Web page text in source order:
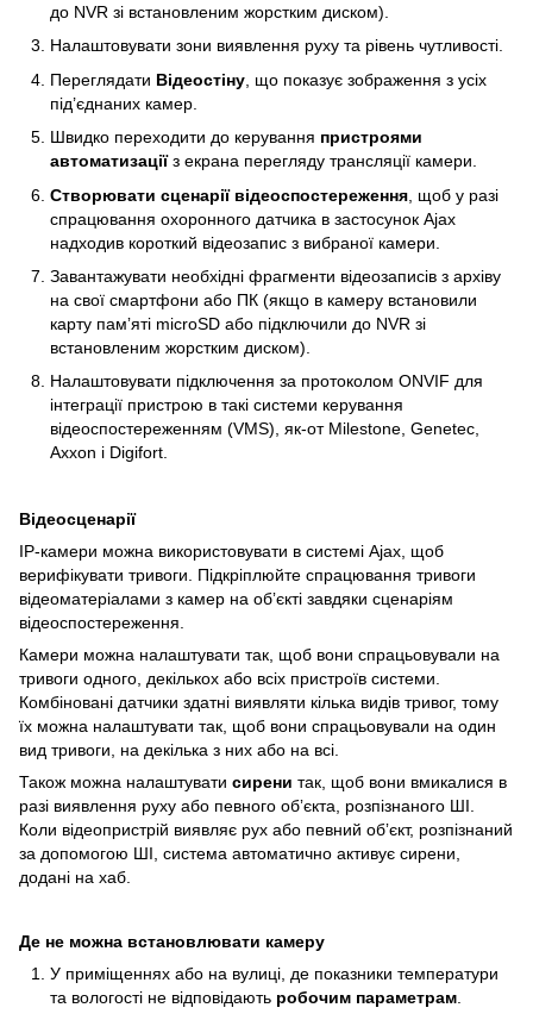
до NVR зі встановленим жорстким диском).
Налаштовувати зони виявлення руху та рівень чутливості.
Переглядати Відеостіну , що показує зображення з усіх
під’єднаних камер.
Швидко переходити до керування пристроями
автоматизаціїз екрана перегляду трансляції камери.
Створювати сценарії відеоспостереження , щоб у разі
спрацювання охоронного датчика в застосунок Ajax
надходив короткий відеозапис з вибраної камери.
Завантажувати необхідні фрагменти відеозаписів з архіву
на свої смартфони або ПК (якщо в камеру встановили
карту памʼяті microSD або підключили до NVR зі
встановленим жорстким диском).
Налаштовувати підключення за протоколом ONVIF для
інтеграції пристрою в такі системи керування
відеоспостереженням (VMS), як-от Milestone, Genetec,
Axxon і Digifort.
Відеосценарії
IP-камери можна використовувати в системі Ajax, щоб
верифікувати тривоги. Підкріплюйте спрацювання тривоги
відеоматеріалами з камер на обʼєкті завдяки сценаріям
відеоспостереження.
Камери можна налаштувати так, щоб вони спрацьовували на
тривоги одного, декількох або всіх пристроїв системи.
Комбіновані датчики здатні виявляти кілька видів тривог, тому
їх можна налаштувати так, щоб вони спрацьовували на один
вид тривоги, на декілька з них або на всі.
Також можна налаштувати сирени так, щоб вони вмикалися в
разі виявлення руху або певного обʼєкта, розпізнаного ШІ.
Коли відеопристрій виявляє рух або певний обʼєкт, розпізнаний
за допомогою ШІ, система автоматично активує сирени,
додані на хаб.
Де не можна встановлювати камеру
У приміщеннях або на вулиці, де показники температури
та вологості не відповідають робочим параметрам